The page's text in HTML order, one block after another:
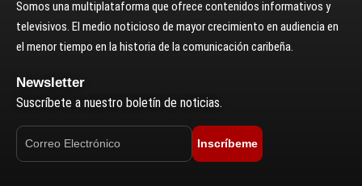
Somos una multiplataforma que ofrece contenidos informativos y
televisivos. El medio noticioso de mayor crecimiento en audiencia en
el menor tiempo en la historia de la comunicación caribeña.
Newsletter
Suscríbete a nuestro boletín de noticias.
Inscríbeme